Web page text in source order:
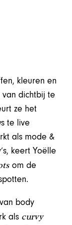
kleuren en
dichtbij te
ze het
te live
als mode &
keert Yoëlle
om de
body
als curvy